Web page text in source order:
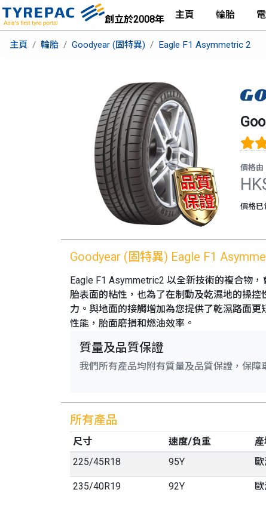
創立於2008年 主頁 輪胎
主頁 輪胎 Goodyear (固特異) Eagle F1 Asymmetric 2
價格由
價格已
Goodyear (固特異) Eagle F1
Eagle F1 Asymmetric2 以全新技術的複合物
胎表面的粘性，也為了在制動及乾濕地的操
力。與地面的接觸增加為您提供了乾濕路面
性能，胎面磨損和燃油效率。
質量及品質保證
我們所有產品均附有質量及品質保證，保
所有產品
尺寸 速度/負重
225/45R18 95Y 歐
235/40R19 92Y 歐